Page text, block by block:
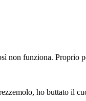
non funziona. Proprio
ho buttato il